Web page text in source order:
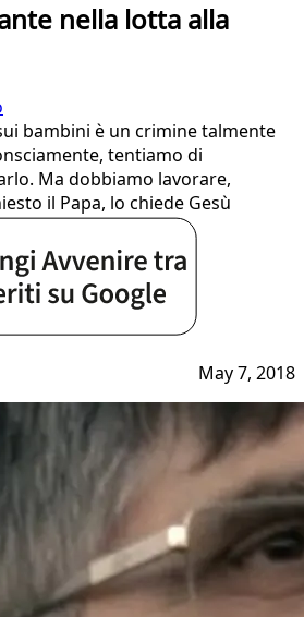
nella lotta alla
bambini è un crimine talmente
tentiamo di
Ma dobbiamo lavorare,
il Papa, lo chiede Gesù
May 7, 2018